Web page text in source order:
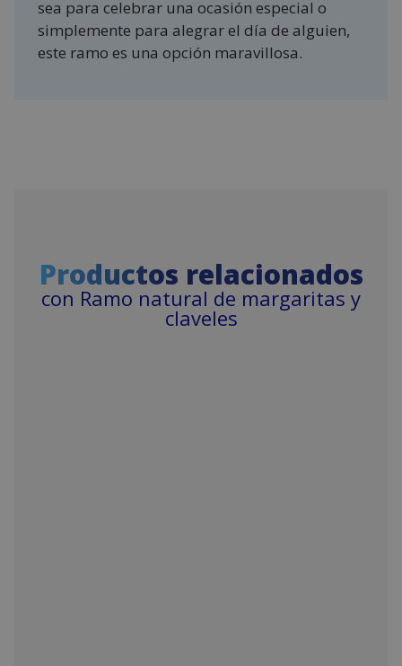
sea para celebrar una ocasión especial o
simplemente para alegrar el día de alguien,
este ramo es una opción maravillosa.
Productos relacionados
con Ramo natural de margaritas y
claveles